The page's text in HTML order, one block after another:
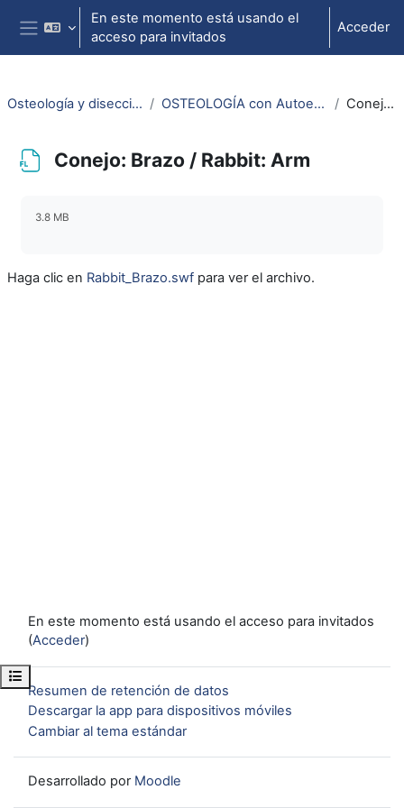
Salta al contenido principal
Panel lateral
En este momento está usando el
acceso para invitados
Acceder
Abrir índice del curso
Osteología y disección animal / Animal osteology and dissection OSTEOLOGÍA con Autoestereoscopía-3D / OSTEOLOGY with Selfstereoscopy-3D Conejo: Brazo / Rabbit: Arm
Conejo: Brazo / Rabbit: Arm
3.8 MB
Haga clic en Rabbit_Brazo.swf para ver el archivo.
En este momento está usando el acceso para invitados
(Acceder)
Resumen de retención de datos
Descargar la app para dispositivos móviles
Cambiar al tema estándar
Desarrollado por Moodle